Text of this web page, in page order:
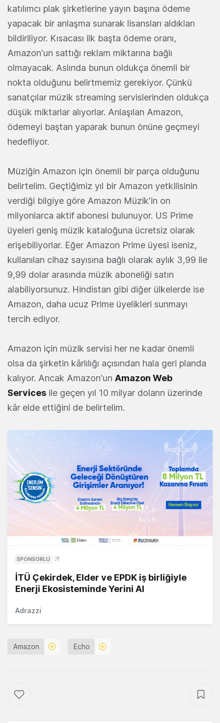
katılımcı plak şirketlerine yayın başına ödeme
yapacak bir anlaşma sunarak lisansları aldıkları
bildiriliyor. Kısacası ilk başta ödeme oranı,
Amazon'un sattığı reklam miktarına bağlı
olmayacak. Aslında bunun oldukça önemli bir
nokta olduğunu belirtmemiz gerekiyor. Çünkü
sanatçılar müzik streaming servislerinden oldukça
düşük miktarlar alıyorlar. Anlaşılan Amazon,
ödemeyi baştan yaparak bunun önüne geçmeyi
hedefliyor.
Müziğin Amazon için önemli bir parça olduğunu
belirtelim. Geçtiğimiz yıl bir Amazon yetkilisinin
verdiği bilgiye göre Amazon Müzik'in on
milyonlarca aktif abonesi bulunuyor. US Prime
üyeleri geniş müzik kataloğuna ücretsiz olarak
erişebiliyorlar. Eğer Amazon Prime üyesi iseniz,
kullanılan cihaz sayısına bağlı olarak aylık 3,99 ile
9,99 dolar arasında müzik aboneliği satın
alabiliyorsunuz. Hindistan gibi diğer ülkelerde ise
Amazon, daha ucuz Prime üyelikleri sunmayı
tercih ediyor.
Amazon için müzik servisi her ne kadar önemli
olsa da şirketin kârlılığı açısından hala geri planda
kalıyor. Ancak Amazon'un Amazon Web
Services ile geçen yıl 10 milyar doların üzerinde
kâr elde ettiğini de belirtelim.
SPONSORLU
İTÜ Çekirdek, Elder ve EPDK iş birliğiyle
Enerji Ekosisteminde Yerini Al
Adrazzi
Amazon Echo